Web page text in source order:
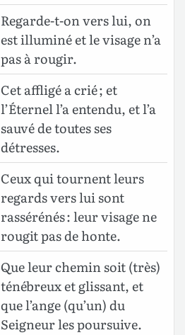
Regarde-t-on vers lui, on
est illuminé et le visage n’a
pas à rougir.
Cet affligé a crié ; et
l’Éternel l’a entendu, et l’a
sauvé de toutes ses
détresses.
Ceux qui tournent leurs
regards vers lui sont
rassérénés : leur visage ne
rougit pas de honte.
Que leur chemin soit (très)
ténébreux et glissant, et
que l’ange (qu’un) du
Seigneur les poursuive.